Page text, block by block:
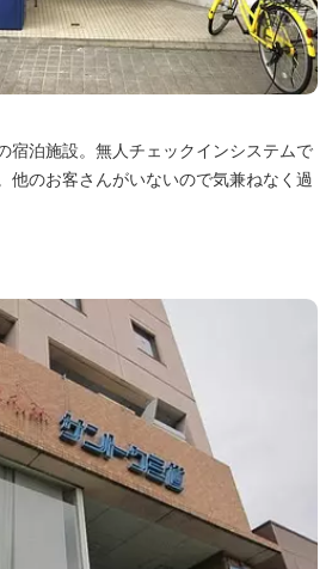
宿泊施設。無人チェックインシステムで
他のお客さんがいないので気兼ねなく過